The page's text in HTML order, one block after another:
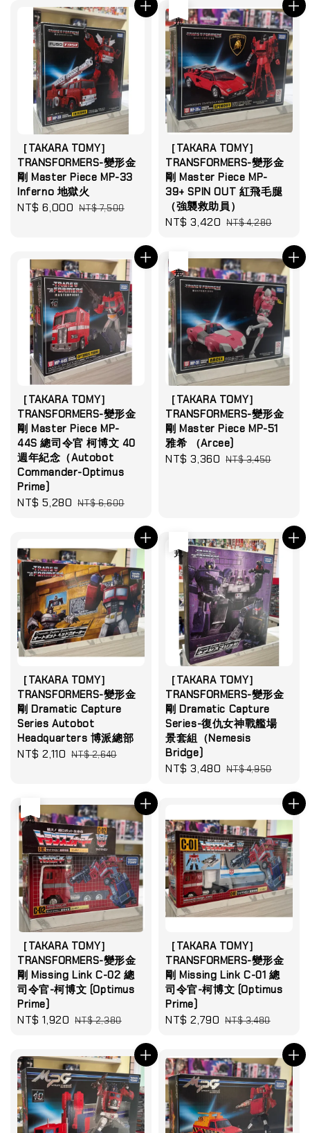
［TAKARA TOMY］
TRANSFORMERS-變形金
剛 Master Piece MP-33
Inferno 地獄火
Sale
NT$ 6,000 Regular
NT$ 7,500
［TAKARA TOMY］
TRANSFORMERS-變形金
剛 Master Piece MP-
39+ SPIN OUT 紅飛毛腿
（強襲救助員）
Sale
NT$ 3,420 Regular
NT$ 4,280
［TAKARA TOMY］
TRANSFORMERS-變形金
剛 Master Piece MP-
44S 總司令官 柯博文 40
週年紀念（Autobot
Commander-Optimus
Prime)
Sale
NT$ 5,280 Regular
NT$ 6,600
［TAKARA TOMY］
TRANSFORMERS-變形金
剛 Master Piece MP-51
雅希 （Arcee)
Sale
NT$ 3,360 Regular
NT$ 3,450
［TAKARA TOMY］
TRANSFORMERS-變形金
剛 Dramatic Capture
Series Autobot
Headquarters 博派總部
Sale
NT$ 2,110 Regular
NT$ 2,640
［TAKARA TOMY］
TRANSFORMERS-變形金
剛 Dramatic Capture
Series-復仇女神戰艦場
景套組（Nemesis
Bridge)
Sale
NT$ 3,480 Regular
NT$ 4,950
［TAKARA TOMY］
TRANSFORMERS-變形金
剛 Missing Link C-02 總
司令官-柯博文 (Optimus
Prime)
Sale
NT$ 1,920 Regular
NT$ 2,380
［TAKARA TOMY］
TRANSFORMERS-變形金
剛 Missing Link C-01 總
司令官-柯博文 (Optimus
Prime)
Sale
NT$ 2,790 Regular
NT$ 3,480